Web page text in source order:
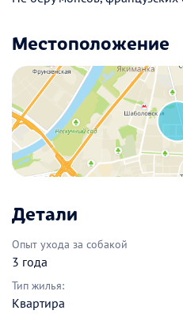
Местоположение
Детали
Опыт ухода за собакой
3 года
Тип жилья:
Квартира